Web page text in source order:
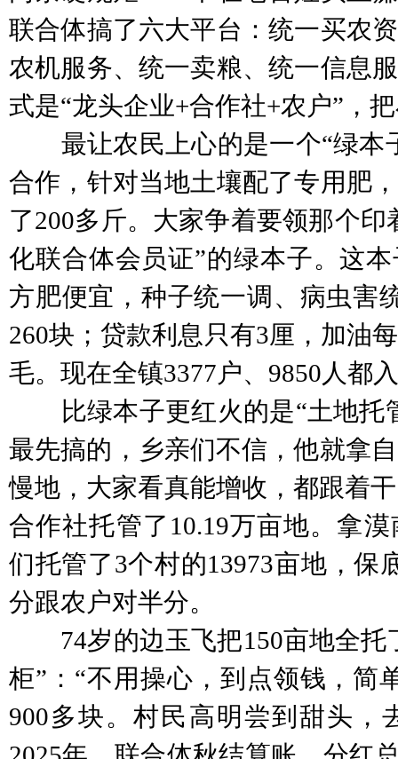
联合体搞了六大平台：统一买农
农机服务、统一卖粮、统一信息
式是“龙头企业+合作社+农户”，
最让农民上心的是一个“绿本
合作，针对当地土壤配了专用肥
了200多斤。大家争着要领那个
化联合体会员证”的绿本子。这
方肥便宜，种子统一调、病虫害
260块；贷款利息只有3厘，加油
毛。现在全镇3377户、9850人都
比绿本子更红火的是“土地托
最先搞的，乡亲们不信，他就拿
慢地，大家看真能增收，都跟着
合作社托管了10.19万亩地。拿
们托管了3个村的13973亩地，保
分跟农户对半分。
74岁的边玉飞把150亩地全托
柜”：“不用操心，到点领钱，简
900多块。村民高明尝到甜头，